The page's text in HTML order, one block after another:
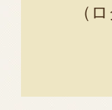
（